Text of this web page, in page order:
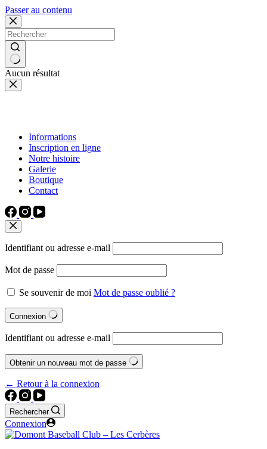
Passer au contenu
Aucun résultat
Informations
Inscription en ligne
Notre histoire
Galerie
Boutique
Contact
Identifiant ou adresse e-mail
Mot de passe
Se souvenir de moi Mot de passe oublié ?
Connexion
Identifiant ou adresse e-mail
Obtenir un nouveau mot de passe
← Retour à la connexion
Rechercher
Connexion